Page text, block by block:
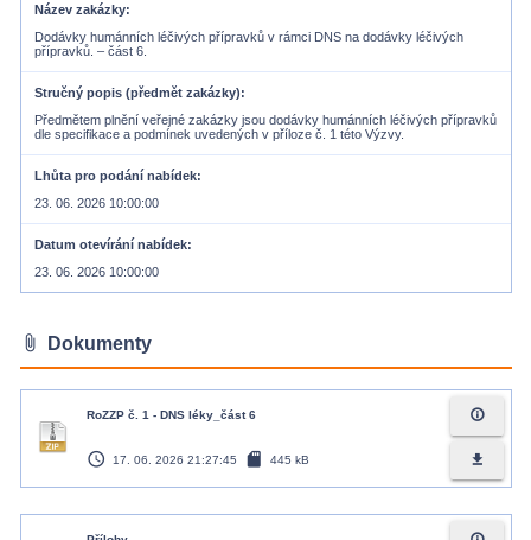
Název zakázky
Dodávky humánních léčivých přípravků v rámci DNS na dodávky léčivých
přípravků. – část 6.
Stručný popis (předmět zakázky)
Předmětem plnění veřejné zakázky jsou dodávky humánních léčivých přípravků
dle specifikace a podmínek uvedených v příloze č. 1 této Výzvy.
Lhůta pro podání nabídek
23. 06. 2026 10:00:00
Datum otevírání nabídek
23. 06. 2026 10:00:00
attach_file Dokumenty
RoZZP č. 1 - DNS léky_část 6
access_time 17. 06. 2026 21:27:45 sd_card 445 kB
info_outline
file_download